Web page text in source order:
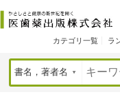
カテゴリ一覧 ラ